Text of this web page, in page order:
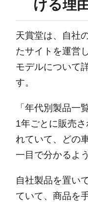
ける理
天賞堂は、自社
たサイトを運営
モデルについて
す。
「年代別製品一
1年ごとに販売
れていて、どの
一目で分かるよ
自社製品を置い
ていて、商品を